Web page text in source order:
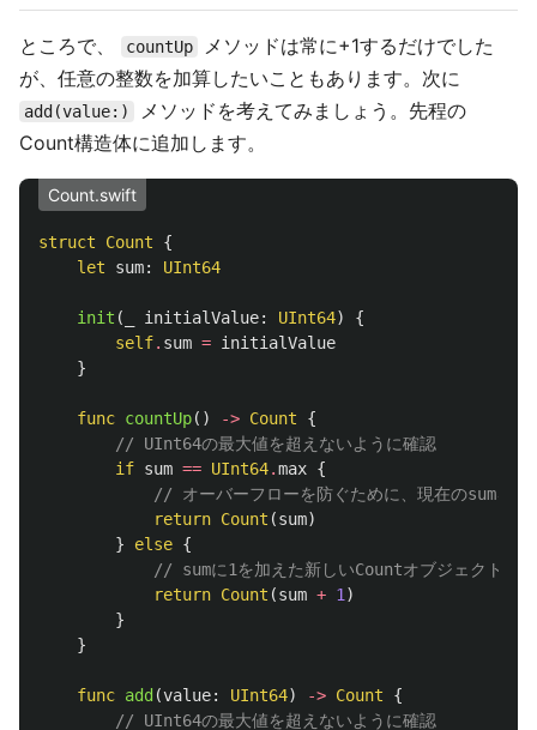
ところで、 countUp
メソッドは常に+1するだけでした
が、任意の整数を加算したいこともあります。次に
add(value:)
メソッドを考えてみましょう。先程の
Count構造体に追加します。
Count.swift
struct Count
{
let
sum: UInt64
init ( initialValue: UInt64)
{
self. sum = initialValue
}
func countUp() -> Count
{
// UInt64の最大値を超えないように確認
if sum == UInt64.max {
// オーバーフローを防ぐために、現在のsumを維
return Count (sum)
}
else {
// sumに1を加えた新しいCountオブジェクトを
return Count (sum + 1 )
}
}
func add (value: UInt64) -> Count
{
// UInt64の最大値を超えないように確認